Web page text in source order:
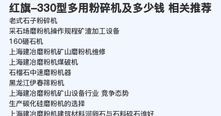
红旗-330型多用粉碎机及多少钱 相关推荐
老式石子粉碎机
采石场磨粉机操作规程矿渣加工设备
160砸石机
上海建冶磨粉机矿山磨粉机维修
上海建冶磨粉机煤破机
石榴石中速磨粉机器
黑龙江伊春筛粉机
上海建冶磨粉机矿山设备行业 竞争态势
生产碳化硅磨粉机的选择